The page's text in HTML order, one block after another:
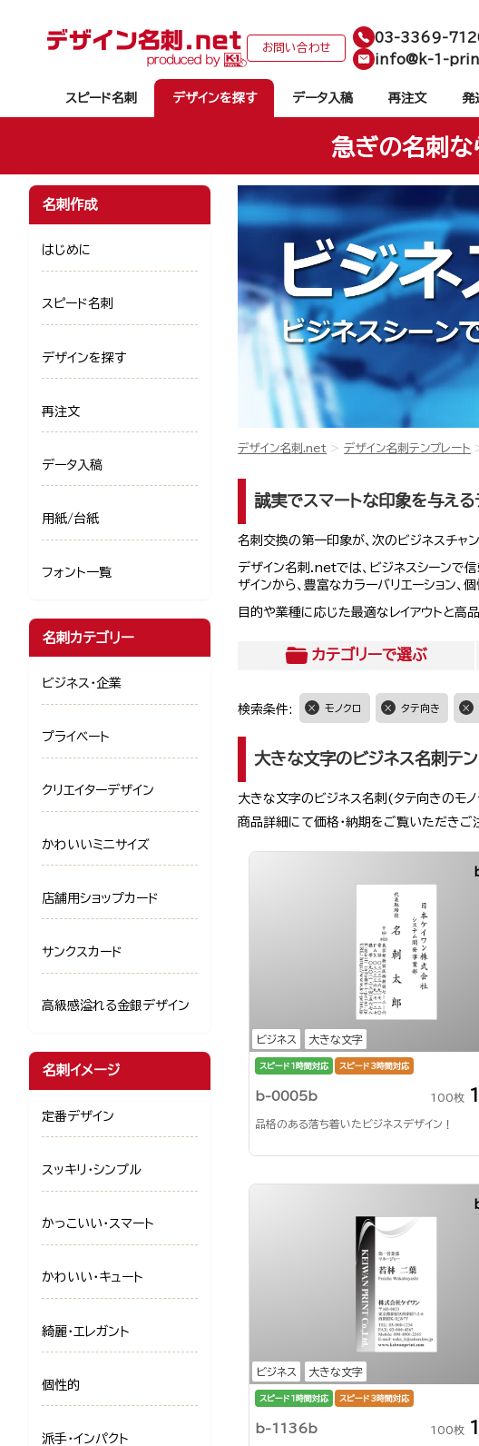
お問い合わせ
03-3369-
info@k-1-
スピード名刺 デザインを探す データ入稿 再注文 発
急ぎの名刺な
デザイン名刺.net デザイン名刺テンプレート
誠実でスマートな印象を与え
名刺交換の第一印象が、次のビジネスチ
デザイン名刺.netでは、ビジネスシーンで
ザインから、豊富なカラーバリエーション
目的や業種に応じた最適なレイアウトと高
カテゴリーで選ぶ
検索条件: モノクロ タテ向き
大きな文字のビジネス名刺テン
大きな文字のビジネス名刺(タテ向きのモ
商品詳細にて価格・納期をご覧いただきご
ビジネス 大きな文字
スピード1時間対応 スピード3時間対応
b-0005b 100枚
品格のある落ち着いたビジネスデザイン！
ビジネス 大きな文字
スピード1時間対応 スピード3時間対応
b-1136b 100枚
名刺作成
はじめに
スピード名刺
デザインを探す
再注文
データ入稿
用紙/台紙
フォント一覧
名刺カテゴリー
ビジネス・企業
プライベート
クリエイターデザイン
かわいいミニサイズ
店舗用ショップカード
サンクスカード
高級感溢れる金銀デザイン
名刺イメージ
定番デザイン
スッキリ・シンプル
かっこいい・スマート
かわいい・キュート
綺麗・エレガント
個性的
派手・インパクト